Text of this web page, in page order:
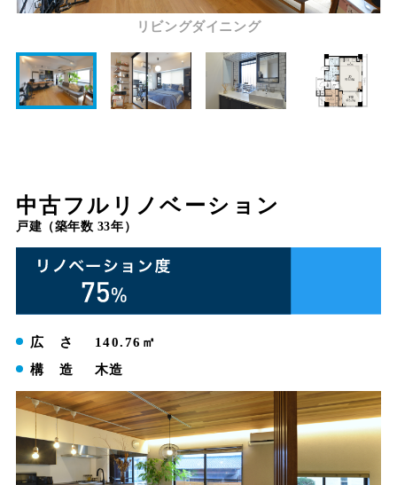
リビングダイニング
中古フルリノベーション
戸建（築年数 33年）
広 さ
140.76㎡
構 造
木造